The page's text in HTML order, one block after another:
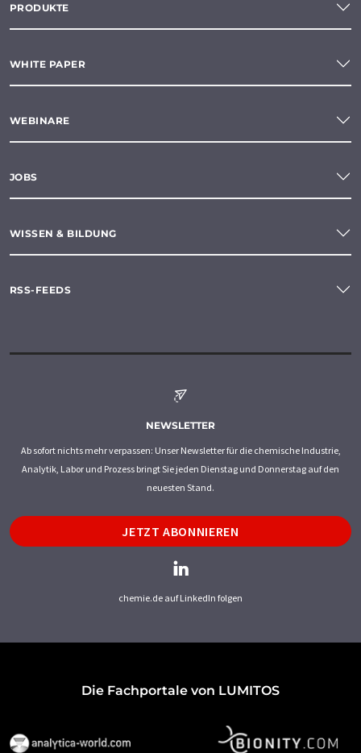
PRODUKTE
WHITE PAPER
WEBINARE
JOBS
WISSEN & BILDUNG
RSS-FEEDS
NEWSLETTER
Ab sofort nichts mehr verpassen: Unser Newsletter für die chemische Industrie,
Analytik, Labor und Prozess bringt Sie jeden Dienstag und Donnerstag auf den
neuesten Stand.
JETZT ABONNIEREN
chemie.de auf LinkedIn folgen
Die Fachportale von LUMITOS